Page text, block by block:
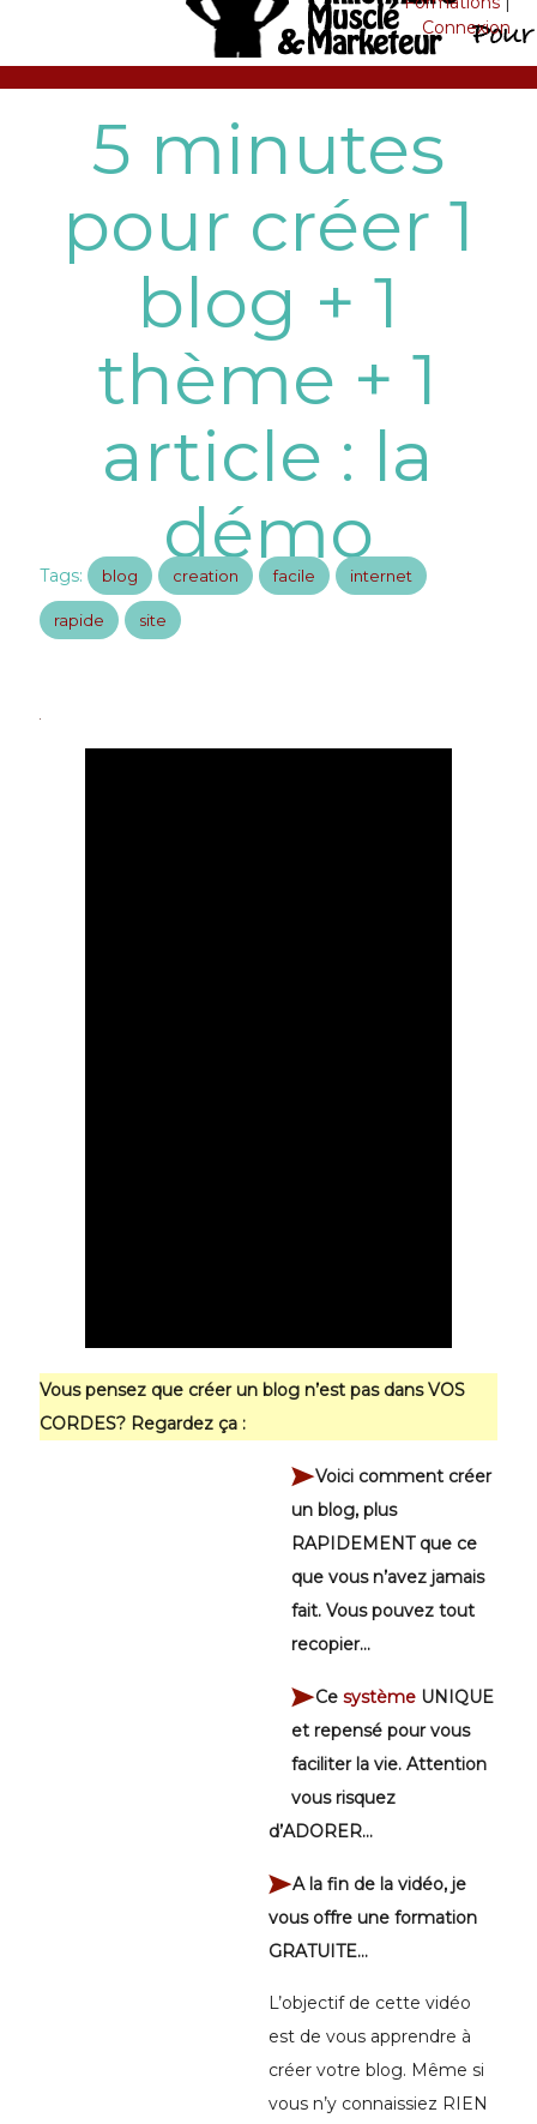
Connexion
5 minutes
pour créer 1
blog + 1
thème + 1
article : la
démo
Tags: blog creation facile internet
rapide site
Vous pensez que créer un blog n’est pas dans VOS
CORDES? Regardez ça :
Voici comment créer
un blog, plus
RAPIDEMENT que ce
que vous n’avez jamais
fait. Vous pouvez tout
recopier…
Cesystème UNIQUE
et repensé pour vous
faciliter la vie. Attention
vous risquez
d’ADORER…
A la fin de la vidéo, je
vous offre une formation
GRATUITE…
L’objectif de cette vidéo
est de vous apprendre à
créer votre blog. Même si
vous n’y connaissiez RIEN